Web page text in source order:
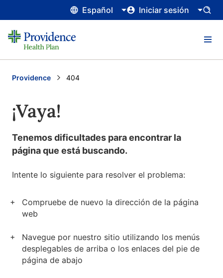
Español Iniciar sesión
Providence Current:
404
¡Vaya!
Tenemos dificultades para encontrar la
página que está buscando.
Intente lo siguiente para resolver el problema:
Compruebe de nuevo la dirección de la página
web
Navegue por nuestro sitio utilizando los menús
desplegables de arriba o los enlaces del pie de
página de abajo